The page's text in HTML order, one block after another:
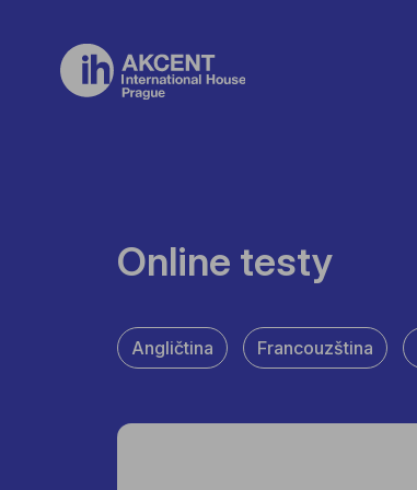
Online testy
Angličtina Francouzština